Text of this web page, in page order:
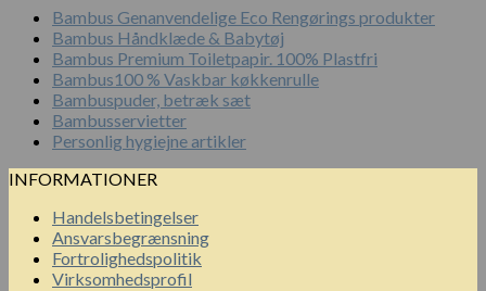
Bambus Genanvendelige Eco Rengørings produkter
Bambus Håndklæde & Babytøj
Bambus Premium Toiletpapir. 100% Plastfri
Bambus100 % Vaskbar køkkenrulle
Bambuspuder, betræk sæt
Bambusservietter
Personlig hygiejne artikler
INFORMATIONER
Handelsbetingelser
Ansvarsbegrænsning
Fortrolighedspolitik
Virksomhedsprofil